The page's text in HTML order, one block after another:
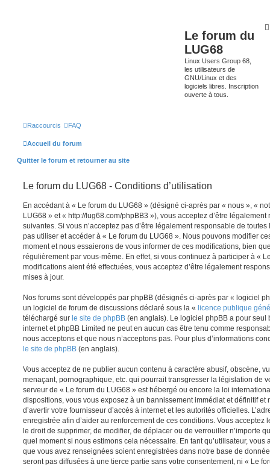
Le forum du
LUG68
Linux Users Group 68,
les utilisateurs de
GNU/Linux et des
logiciels libres. Inscription
ouverte à tous.
Raccourcis FAQ
Accueil du forum
Quitter le forum et retourner au site
Le forum du LUG68 - Conditions d’utilisation
En accédant à « Le forum du LUG68 » (désigné ci-après par « nous », «
LUG68 » et « http://lug68.com/phpBB3 »), vous acceptez d’être
suivantes. Si vous n’acceptez pas d’être légalement responsable de
pas utiliser et accéder à « Le forum du LUG68 ». Nous pouvons modifier
moment et nous essaierons de vous informer de ces modifications, bien
régulièrement par vous-même. En effet, si vous continuez à participer à «
modifications aient été effectuées, vous acceptez d’être légalement
mises à jour.
Nos forums sont développés par phpBB (désignés ci-après par « logiciel
un logiciel de forum de discussions déclaré sous la « licence publique
téléchargé sur le site de phpBB (en anglais). Le logiciel phpBB a pour seul
internet et phpBB Limited ne peut en aucun cas être tenu comme
nous acceptons et que nous n’acceptons pas. Pour plus d’informations
le site de phpBB (en anglais).
Vous acceptez de ne publier aucun contenu à caractère abusif, obscène,
menaçant, pornographique, etc. qui pourrait transgresser la législation de
serveur de « Le forum du LUG68 » est hébergé ou encore la loi
dispositions, vous vous exposez à un bannissement immédiat et définitif et
d’avertir votre fournisseur d’accès à internet et les autorités officielles.
enregistrée afin d’aider au renforcement de ces conditions. Vous acceptez
le droit de supprimer, de modifier, de déplacer ou de verrouiller n’importe
quel moment si nous estimons cela nécessaire. En tant qu’utilisateur,
que vous avez renseignées soient enregistrées dans notre base de
seront pas diffusées à une tierce partie sans votre consentement, ni « Le